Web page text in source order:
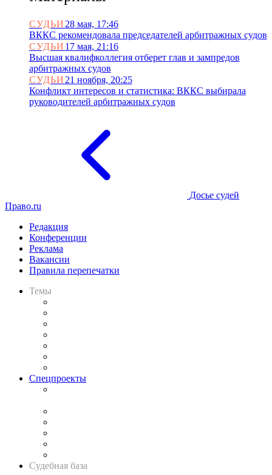
СУДЬИ 28 мая, 17:46
ВККС рекомендовала председателей арбитражных судов
СУДЬИ 17 мая, 21:16
Высшая квалифколлегия отберет глав и зампредов
арбитражных судов
СУДЬИ 21 ноября, 20:25
Конфликт интересов и статистика: ВККС выбирала
руководителей арбитражных судов
Досье судей
Право.ru
Редакция
Конференции
Реклама
Вакансии
Правила перепечатки
Темы
Спецпроекты
Судебная база